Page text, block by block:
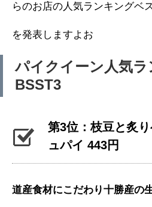
らのお店の人気ランキングベ
を発表しますよお
パイクイーン人気
BSST3
第3位：枝豆と炙
ュパイ 443円
道産食材にこだわり十勝産の